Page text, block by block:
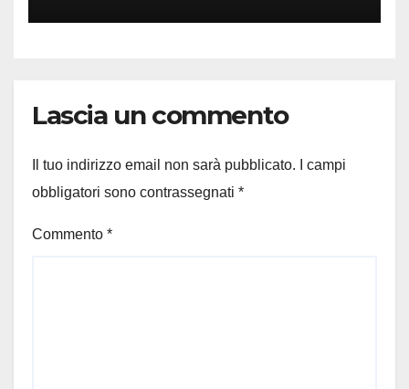
Lascia un commento
Il tuo indirizzo email non sarà pubblicato.
I campi
obbligatori sono contrassegnati *
Commento *